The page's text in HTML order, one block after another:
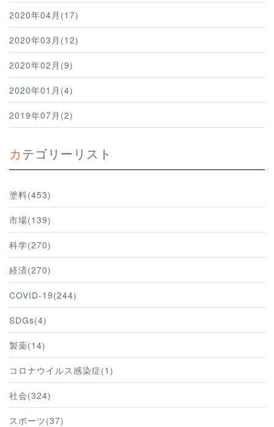
2020年04月(17)
2020年03月(12)
2020年02月(9)
2020年01月(4)
2019年07月(2)
カテゴリーリスト
塗料(453)
市場(139)
科学(270)
経済(270)
COVID-19(244)
SDGs(4)
製薬(14)
コロナウイルス感染症(1)
社会(324)
スポーツ(37)